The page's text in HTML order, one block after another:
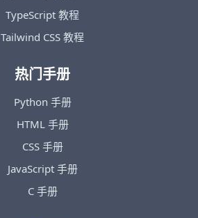
TypeScript 教程
Tailwind CSS 教程
热门手册
Python 手册
HTML 手册
CSS 手册
JavaScript 手册
C 手册